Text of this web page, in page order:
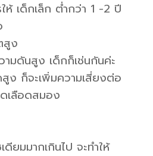
ห้ เด็กเล็ก ต่ำกว่า 1 -2 ปี
สูง
มดันสูง เด็กก็เช่นกันค่ะ
ง ก็จะเพิ่มความเสี่ยงต่อ
เลือดสมอง
ดียมมากเกินไป จะทำให้